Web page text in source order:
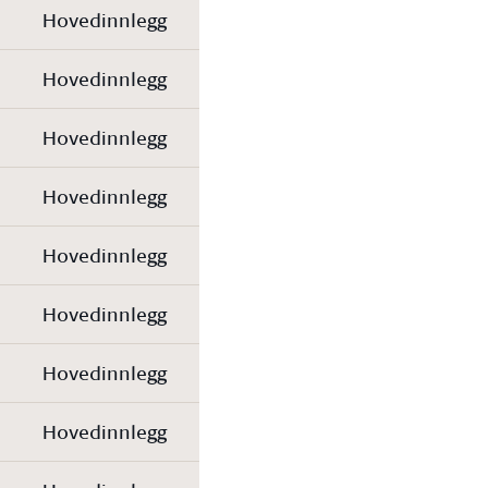
Hovedinnlegg
Hovedinnlegg
Hovedinnlegg
Hovedinnlegg
Hovedinnlegg
Hovedinnlegg
Hovedinnlegg
Hovedinnlegg